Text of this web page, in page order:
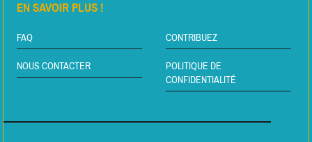
EN SAVOIR PLUS !
FAQ CONTRIBUEZ
NOUS CONTACTER
POLITIQUE DE
CONFIDENTIALITÉ